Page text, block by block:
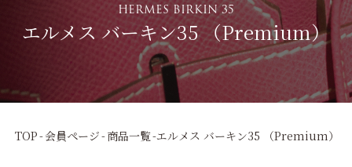
HERMES BIRKIN 35
エルメス バーキン35 （Premium）
TOP-会員ページ-商品一覧-エルメス バーキン35 （Premium）